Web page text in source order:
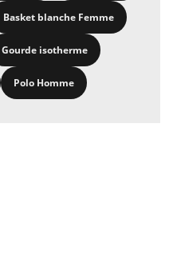
Basket blanche Femme
Gourde isotherme
Polo Homme